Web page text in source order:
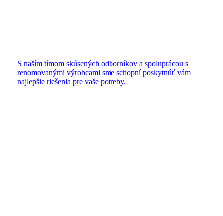
S naším tímom skúsených odborníkov a spoluprácou s
renomovanými výrobcami sme schopní poskytnúť vám
najlepšie riešenia pre vaše potreby.